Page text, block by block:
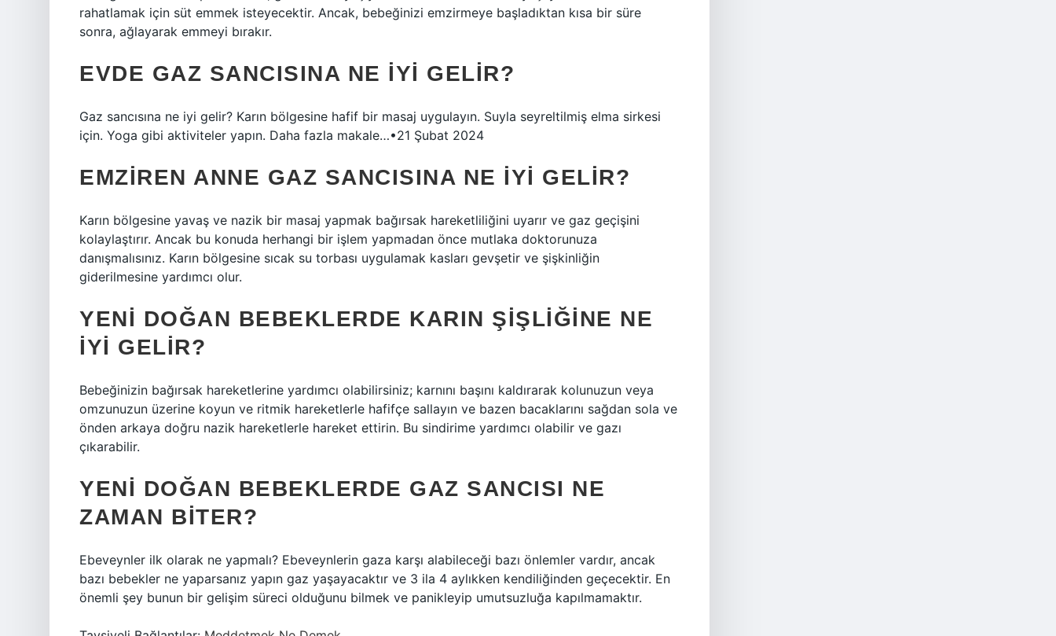
rahatlamak için süt emmek isteyecektir. Ancak, bebeğinizi emzirmeye başladıktan kısa bir süre
sonra, ağlayarak emmeyi bırakır.
EVDE GAZ SANCISINA NE IYI GELIR?
Gaz sancısına ne iyi gelir? Karın bölgesine hafif bir masaj uygulayın. Suyla seyreltilmiş elma sirkesi
için. Yoga gibi aktiviteler yapın. Daha fazla makale…•21 Şubat 2024
EMZIREN ANNE GAZ SANCISINA NE IYI GELIR?
Karın bölgesine yavaş ve nazik bir masaj yapmak bağırsak hareketliliğini uyarır ve gaz geçişini
kolaylaştırır. Ancak bu konuda herhangi bir işlem yapmadan önce mutlaka doktorunuza
danışmalısınız. Karın bölgesine sıcak su torbası uygulamak kasları gevşetir ve şişkinliğin
giderilmesine yardımcı olur.
YENI DOĞAN BEBEKLERDE KARIN ŞIŞLIĞINE NE
IYI GELIR?
Bebeğinizin bağırsak hareketlerine yardımcı olabilirsiniz; karnını başını kaldırarak kolunuzun veya
omzunuzun üzerine koyun ve ritmik hareketlerle hafifçe sallayın ve bazen bacaklarını sağdan sola ve
önden arkaya doğru nazik hareketlerle hareket ettirin. Bu sindirime yardımcı olabilir ve gazı
çıkarabilir.
YENI DOĞAN BEBEKLERDE GAZ SANCISI NE
ZAMAN BITER?
Ebeveynler ilk olarak ne yapmalı? Ebeveynlerin gaza karşı alabileceği bazı önlemler vardır, ancak
bazı bebekler ne yaparsanız yapın gaz yaşayacaktır ve 3 ila 4 aylıkken kendiliğinden geçecektir. En
önemli şey bunun bir gelişim süreci olduğunu bilmek ve panikleyip umutsuzluğa kapılmamaktır.